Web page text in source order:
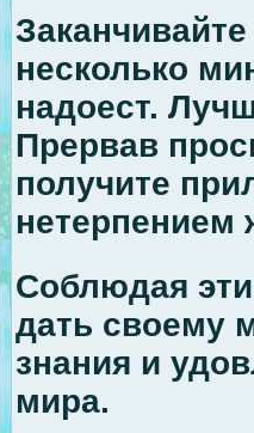
несколько
надоест.
Прервав
получите
нетерпением
Соблюдая
дать своему
знания и
мира.